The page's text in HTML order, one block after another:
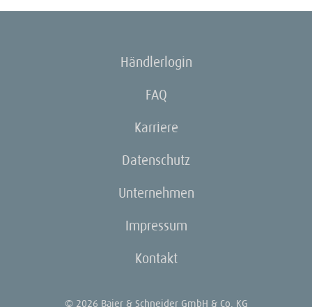
Händlerlogin
FAQ
Karriere
Datenschutz
Unternehmen
Impressum
Kontakt
© 2026 Baier & Schneider GmbH & Co. KG